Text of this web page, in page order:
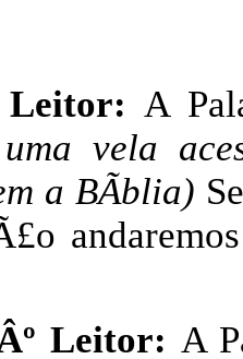
Leitor: A
uma vela
a BÃ­blia)
Leitor: A